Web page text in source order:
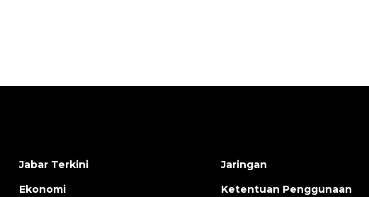
Jabar Terkini
Ekonomi
Jaringan
Ketentuan Penggunaan